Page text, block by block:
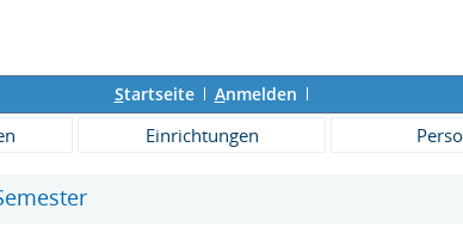
Startseite Anmelden
Einrichtungen